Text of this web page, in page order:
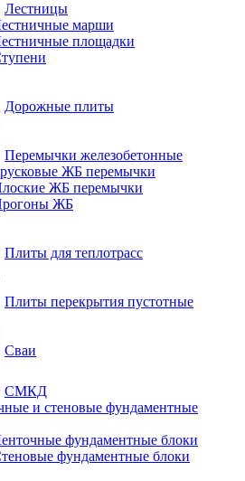
Лестницы
марши
площадки
Дорожные плиты
Перемычки железобетонные
ЖБ перемычки
ЖБ перемычки
ЖБ
Плиты для теплотрасс
Плиты перекрытия пустотные
Сваи
СМКД
и стеновые фундаментные
фундаментные блоки
фундаментные блоки